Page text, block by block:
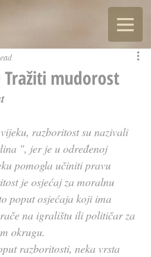
Tražiti mudorost
razboritost su nazivali
", jer je u određenoj
pomogla učiniti pravu
je osjećaj za moralnu
poput osjećaja koji ima
na igralištu ili političar za
okrugu.
razboritosti, neka vrsta